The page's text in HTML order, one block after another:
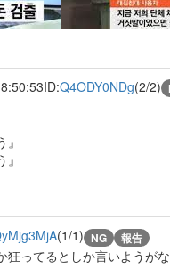
ID:Q4ODY0NDg(2/2)
(1/1) NG 報告
ってるとしか言いようがな